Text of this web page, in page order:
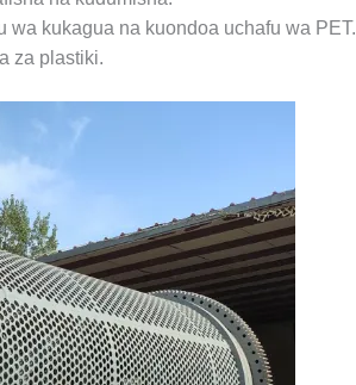
kukagua na kuondoa uchafu wa PET.
za plastiki.